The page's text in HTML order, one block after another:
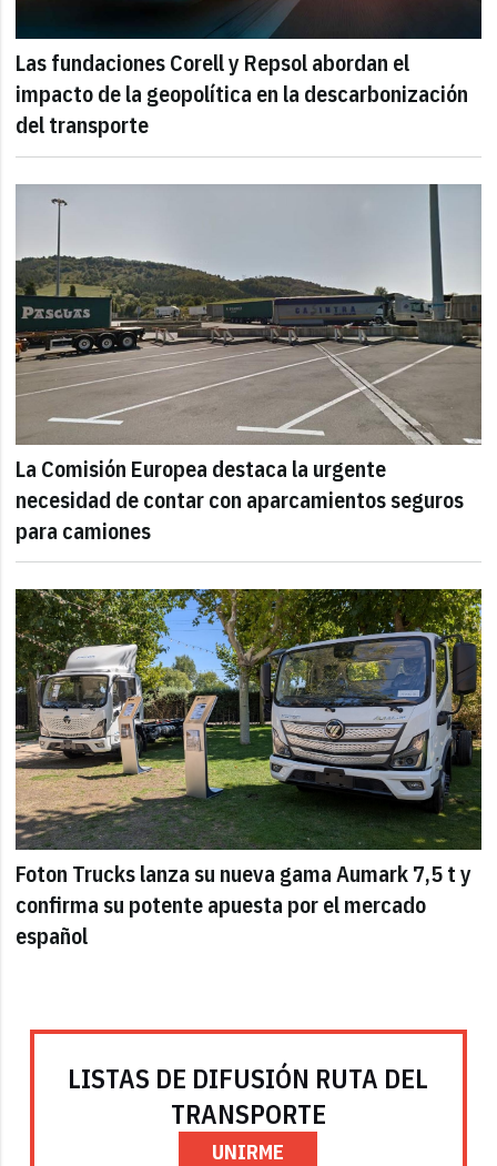
Las fundaciones Corell y Repsol abordan el
impacto de la geopolítica en la descarbonización
del transporte
La Comisión Europea destaca la urgente
necesidad de contar con aparcamientos seguros
para camiones
Foton Trucks lanza su nueva gama Aumark 7,5 t y
confirma su potente apuesta por el mercado
español
LISTAS DE DIFUSIÓN RUTA DEL
TRANSPORTE
UNIRME